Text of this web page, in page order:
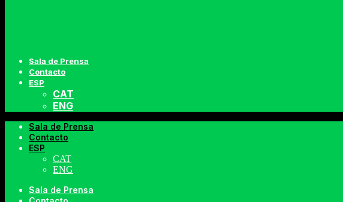
Sala de Prensa
Contacto
ESP
CAT
ENG
Sala de Prensa
Contacto
ESP
CAT
ENG
Sala de Prensa